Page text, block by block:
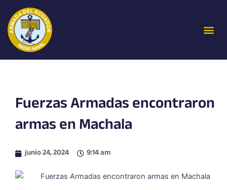
contenido
Fuerzas Armadas encontraron
armas en Machala
junio 24, 2024 9:14 am